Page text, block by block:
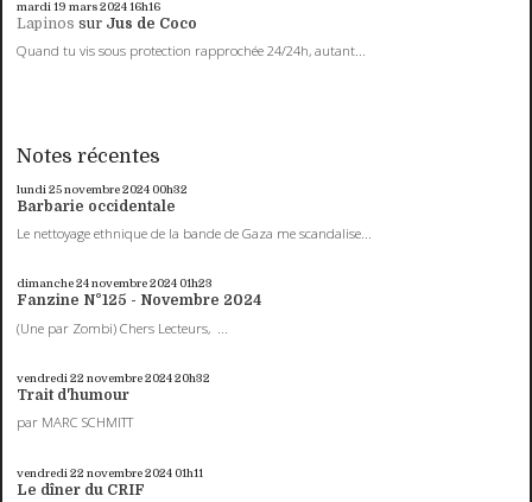
mardi 19 mars 202416h16
Lapinos sur Jus de Coco
Quand tu vis sous protection rapprochée 24/24h, autant...
Notes récentes
lundi 25novembre 2024 00h32
Barbarie occidentale
Le nettoyage ethnique de la bande de Gaza me scandalise...
dimanche 24novembre 2024 01h23
Fanzine N°125 - Novembre 2024
(Une par Zombi) Chers Lecteurs, ...
vendredi 22 novembre 202420h32
Trait d'humour
par MARC SCHMITT
vendredi 22 novembre 2024 01h11
Le dîner du CRIF